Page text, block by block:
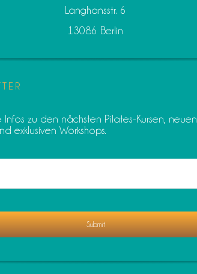
Langhansstr. 6
13086 Berlin
Infos zu den nächsten Pilates-Kursen, neuen
exklusiven Workshops.
Submit